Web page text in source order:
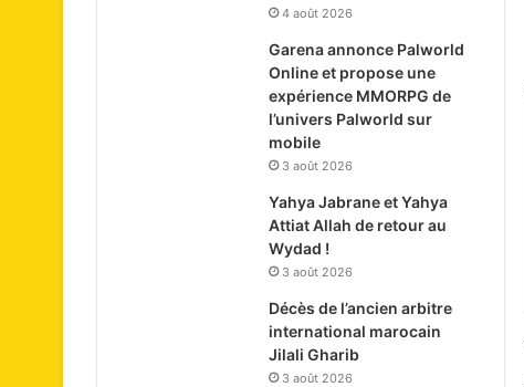
4 août 2026
Garena annonce Palworld
Online et propose une
expérience MMORPG de
l’univers Palworld sur
mobile
3 août 2026
Yahya Jabrane et Yahya
Attiat Allah de retour au
Wydad !
3 août 2026
Décès de l’ancien arbitre
international marocain
Jilali Gharib
3 août 2026